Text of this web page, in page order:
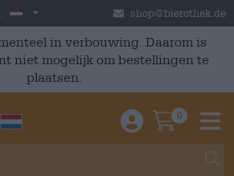
Nederland shop@bierothek.de
in verbouwing. Daarom is
niet mogelijk om bestellingen te
plaatsen.
Einloggen /
0